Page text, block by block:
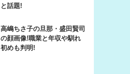
と話題!
高嶋ちさ子の旦那・盛田賢司
の顔画像!職業と年収や馴れ
初めも判明!